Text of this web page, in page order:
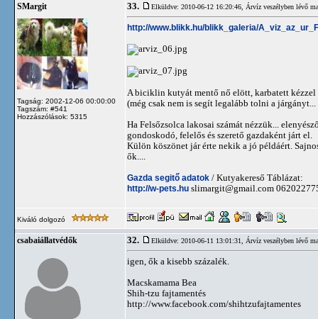
SMargit
Tagság: 2002-12-06 00:00:00
Tagszám: #541
Hozzászólások: 5315
33. Elküldve: 2010-06-12 16:20:46, Árvíz veszélyben lévő
http://www.blikk.hu/blikk_galeria/
A biciklin kutyát mentő nő elött, karbatett kézzel
(még csak nem is segít legalább tolni a járgányt...
Ha Felsőzsolca lakosai számát nézzük...
gondoskodó, felelős és szerető gazdaként járt el.
Külön köszönet jár érte nekik a jó példáért.
ők....
Gazda segitő adatok / Kutyakereső Táblázat:
http://w-pets.hu slimargit@gmail.com
Kiváló dolgozó
csabaiállatvédők 32. Elküldve: 2010-06-11 13:01:31, Árvíz veszélyben lévő
igen, ők a kisebb százalék.
Macskamama Bea
Shih-tzu fajtamentés
http://www.facebook.com/shihtzufajtamentes